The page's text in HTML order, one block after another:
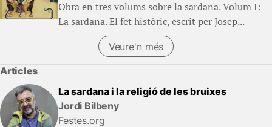
Obra en tres volums sobre la sardana. Volum I:
La sardana. El fet històric, escrit per Josep...
Veure'n més
Articles
La sardana i la religió de les bruixes
Jordi Bilbeny
Festes.org